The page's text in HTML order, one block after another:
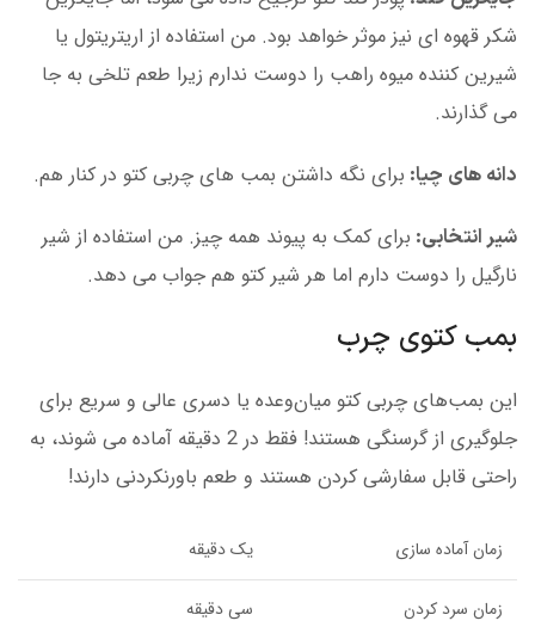
شکر قهوه ای نیز موثر خواهد بود. من استفاده از اریتریتول یا
شیرین کننده میوه راهب را دوست ندارم زیرا طعم تلخی به جا
می گذارند.
دانه های چیا: برای نگه داشتن بمب های چربی کتو در کنار هم.
شیر انتخابی: برای کمک به پیوند همه چیز. من استفاده از شیر
نارگیل را دوست دارم اما هر شیر کتو هم جواب می دهد.
بمب کتوی چرب
این بمب‌های چربی کتو میان‌وعده یا دسری عالی و سریع برای
جلوگیری از گرسنگی هستند! فقط در 2 دقیقه آماده می شوند، به
راحتی قابل سفارشی کردن هستند و طعم باورنکردنی دارند!
زمان آماده سازی یک دقیقه
زمان سرد کردن سی دقیقه